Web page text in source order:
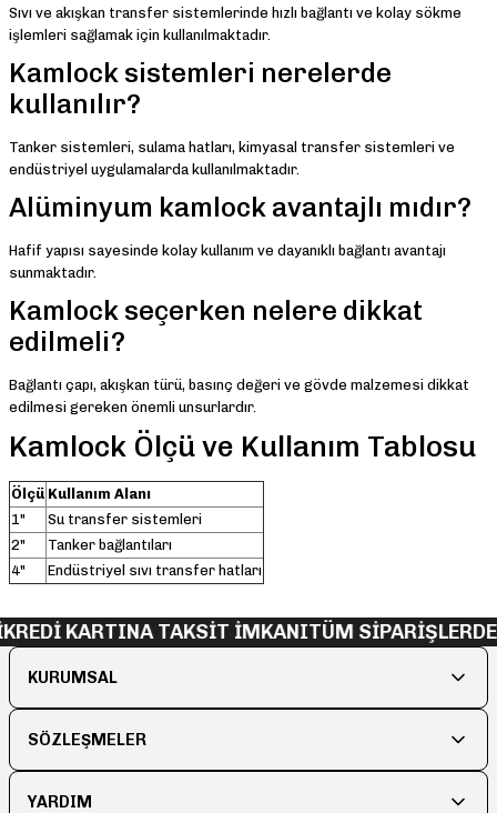
Sıvı ve akışkan transfer sistemlerinde hızlı bağlantı ve kolay sökme
işlemleri sağlamak için kullanılmaktadır.
Kamlock sistemleri nerelerde
kullanılır?
Tanker sistemleri, sulama hatları, kimyasal transfer sistemleri ve
endüstriyel uygulamalarda kullanılmaktadır.
Alüminyum kamlock avantajlı mıdır?
Hafif yapısı sayesinde kolay kullanım ve dayanıklı bağlantı avantajı
sunmaktadır.
Kamlock seçerken nelere dikkat
edilmeli?
Bağlantı çapı, akışkan türü, basınç değeri ve gövde malzemesi dikkat
edilmesi gereken önemli unsurlardır.
Kamlock Ölçü ve Kullanım Tablosu
Ölçü Kullanım Alanı
1"
Su transfer sistemleri
2"
Tanker bağlantıları
4"
Endüstriyel sıvı transfer hatları
KARTINA TAKSİT İMKANITÜM SİPARİŞLERDE
KURUMSAL
SÖZLEŞMELER
YARDIM